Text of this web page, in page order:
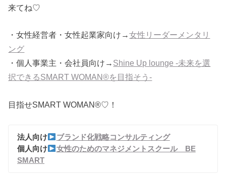
来てね♡
・女性経営者・女性起業家向け→女性リーダーメンタリ
ング
・個人事業主・会社員向け→ Shine Up lounge -未来を選
択できるSMART WOMAN®を目指そう‐
目指せSMART WOMAN®♡！
法人向け
ブランド化戦略コンサルティング
個人向け
女性のためのマネジメントスクール BE
SMART